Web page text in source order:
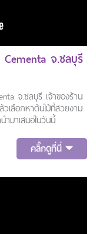
จ.ชลบุรี
จ.ชลบุรี เจ้าของร้าน
เลือกหาต้นไม้ที่สวยงาม
ำมาเสนอในวันนี้
คลิ๊กดูที่นี่